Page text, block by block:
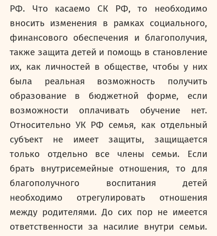
РФ. Что касаемо СК РФ, то необходимо
вносить изменения в рамках социального,
финансового обеспечения и благополучия,
также защита детей и помощь в становление
их, как личностей в обществе, чтобы у них
была реальная возможность получить
образование в бюджетной форме, если
возможности оплачивать обучение нет.
Относительно УК РФ семья, как отдельный
субъект не имеет защиты, защищается
только отдельно все члены семьи. Если
брать внутрисемейные отношения, то для
благополучного воспитания детей
необходимо отрегулировать отношения
между родителями. До сих пор не имеется
ответственности за насилие внутри семьи.